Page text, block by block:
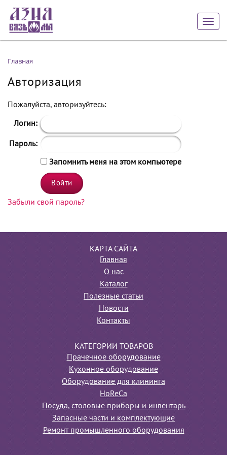
Главная
Авторизация
Пожалуйста, авторизуйтесь:
Логин:
Пароль:
Запомнить меня на этом компьютере
Забыли свой пароль?
КАРТА САЙТА
Главная
О нас
Каталог
Полезные статьи
Новости
Контакты
КАТЕГОРИИ ТОВАРОВ
Прачечное оборудование
Кухонное оборудование
Оборудование для клининга
HoReCa
Посуда, столовые приборы и инвентарь
Запасные части и комплектующие
Ремонт промышленного оборудования